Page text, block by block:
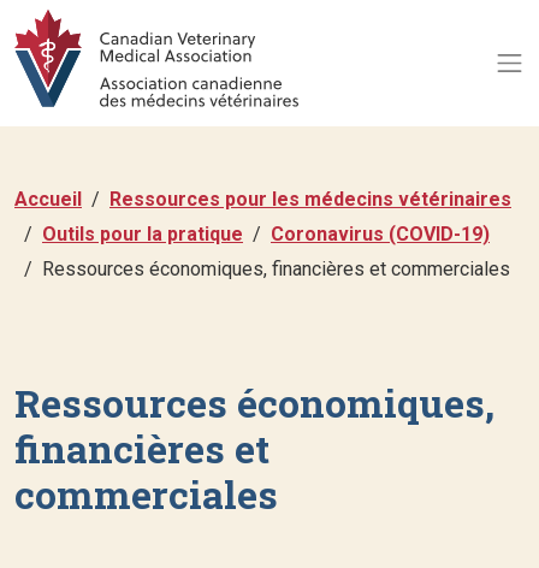
Accueil
Ressources pour les médecins vétérinaires
Outils pour la pratique
Coronavirus (COVID-19)
Ressources économiques, financières et commerciales
Ressources économiques,
financières et
commerciales